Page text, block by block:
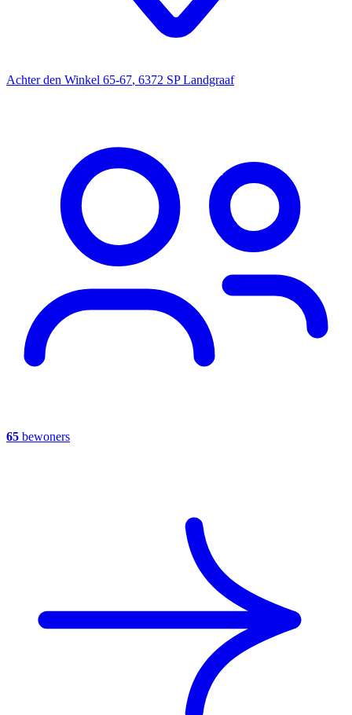
Achter den Winkel 65-67, 6372 SP Landgraaf
65 bewoners